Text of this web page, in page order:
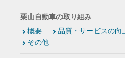
栗山自動車の取り組み
概要
品質・サービスの向
その他